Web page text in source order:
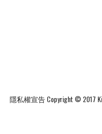
隱私權宣告Copyright © 2017